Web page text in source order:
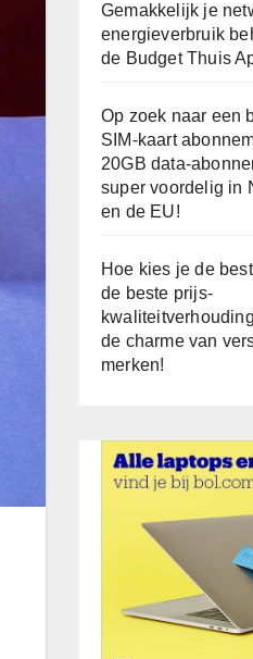
Gemakkelijk je
energieverbruik
de Budget Thuis
Op zoek naar een
SIM-kaart
20GB data-
super voordelig in
en de EU!
Hoe kies je de
de beste prijs-
de charme van
merken!